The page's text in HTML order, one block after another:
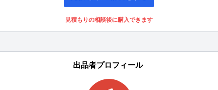
見積もりの相談後に購入できます
出品者プロフィール